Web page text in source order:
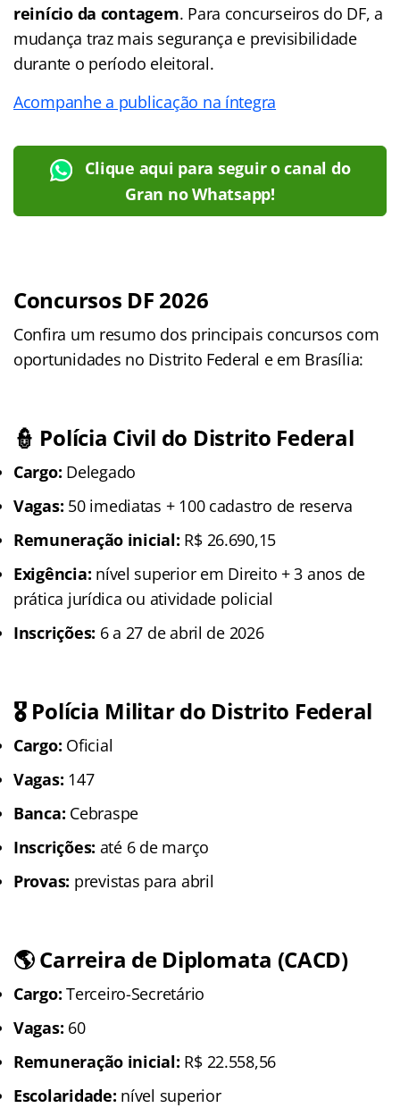
reinício da contagem. Para concurseiros do DF, a
mudança traz mais segurança e previsibilidade
durante o período eleitoral.
Acompanhe a publicação na íntegra
Clique aqui para seguir o canal do
Gran no Whatsapp!
Concursos DF 2026
Confira um resumo dos principais concursos com
oportunidades no Distrito Federal e em Brasília:
👮 Polícia Civil do Distrito Federal
Cargo: Delegado
Vagas: 50 imediatas + 100 cadastro de reserva
Remuneração inicial: R$ 26.690,15
Exigência: nível superior em Direito + 3 anos de
prática jurídica ou atividade policial
Inscrições: 6 a 27 de abril de 2026
🎖️ Polícia Militar do Distrito Federal
Cargo: Oficial
Vagas: 147
Banca: Cebraspe
Inscrições: até 6 de março
Provas: previstas para abril
🌎 Carreira de Diplomata (CACD)
Cargo: Terceiro-Secretário
Vagas: 60
Remuneração inicial: R$ 22.558,56
Escolaridade: nível superior